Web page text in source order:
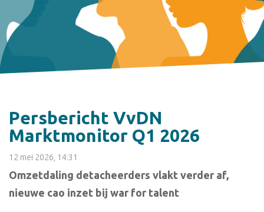
Persbericht VvDN
Marktmonitor Q1 2026
12 mei 2026, 14:31
Omzetdaling detacheerders vlakt verder af,
nieuwe cao inzet bij war for talent